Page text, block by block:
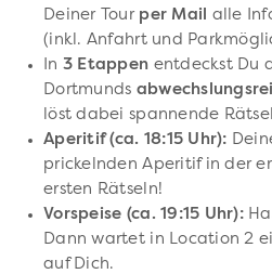
Deiner Tour per Mail
alle
(inkl. Anfahrt und
In 3 Etappen entdeckst Du
Dortmunds
löst dabei spannende
Aperitif (ca. 18:15 Uhr):
prickelnden Aperitif in der
ersten Rätseln!
Vorspeise (ca. 19:15 Uhr):
Dann wartet in Location 2
auf Dich.